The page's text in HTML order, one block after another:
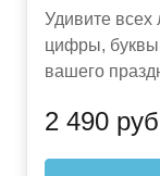
Удивите всех
цифры,
вашего
2 490